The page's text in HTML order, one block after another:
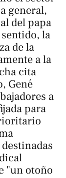
general,
del papa
la
de la
a la
cita
Gené
a
para
"un otoño